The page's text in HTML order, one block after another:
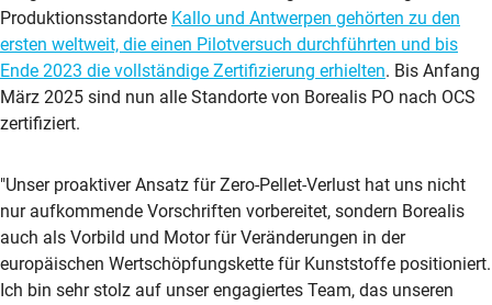
Produktionsstandorte Kallo und Antwerpen gehörten zu den
ersten weltweit, die einen Pilotversuch durchführten und bis
Ende 2023 die vollständige Zertifizierung erhielten. Bis Anfang
März 2025 sind nun alle Standorte von Borealis PO nach OCS
zertifiziert.
"Unser proaktiver Ansatz für Zero-Pellet-Verlust hat uns nicht
nur aufkommende Vorschriften vorbereitet, sondern Borealis
auch als Vorbild und Motor für Veränderungen in der
europäischen Wertschöpfungskette für Kunststoffe positioniert.
Ich bin sehr stolz auf unser engagiertes Team, das unseren